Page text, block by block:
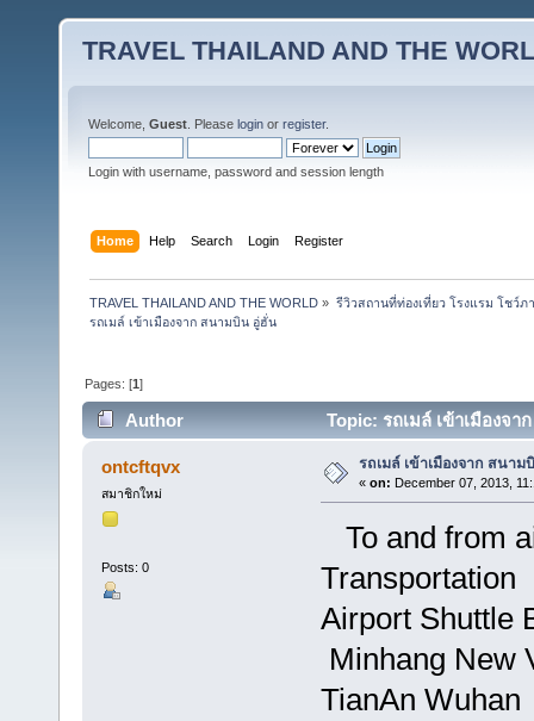
TRAVEL THAILAND AND THE
Welcome, Guest . Please login or register.
Login with username, password and session length
Home Help Search Login Register
TRAVEL THAILAND AND THE WORLD » รีวิวสถานที่ท่องเที่ยว โรงแรม โชว์ภ
รถเมล์ เข้าเมืองจาก สนามบิน อู่ฮั่น
Pages: [1]
Author Topic: รถเมล์ เข้าเมืองจ
ontcftqvx
สมาชิกใหม่
Posts: 0
รถเมล์ เข้าเมืองจาก สนา
« on: December 07, 2013,
To and from
Airport Shuttle
 Minhang
TianAn